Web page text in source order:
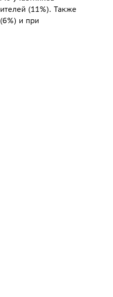
(11%). Также
и при